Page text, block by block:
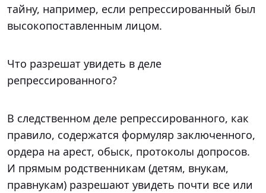
тайну, например, если репрессированный был
высокопоставленным лицом.
Что разрешат увидеть в деле
репрессированного?
В следственном деле репрессированного, как
правило, содержатся формуляр заключенного,
ордера на арест, обыск, протоколы допросов.
И прямым родственникам (детям, внукам,
правнукам) разрешают увидеть почти все или